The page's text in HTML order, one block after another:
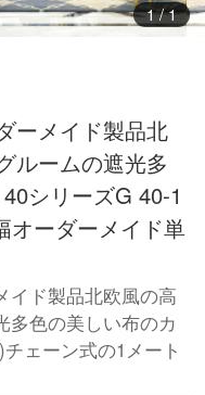
1/1
ーメイド製品北
ルームの遮光多
シリーズG 40-1
オーダーメイド単
イド製品北欧風の高
多色の美しい布のカ
ェーン式の1メート